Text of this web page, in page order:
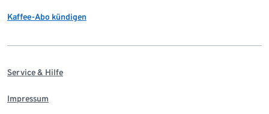
Kaffee-Abo kündigen
Service & Hilfe
Impressum